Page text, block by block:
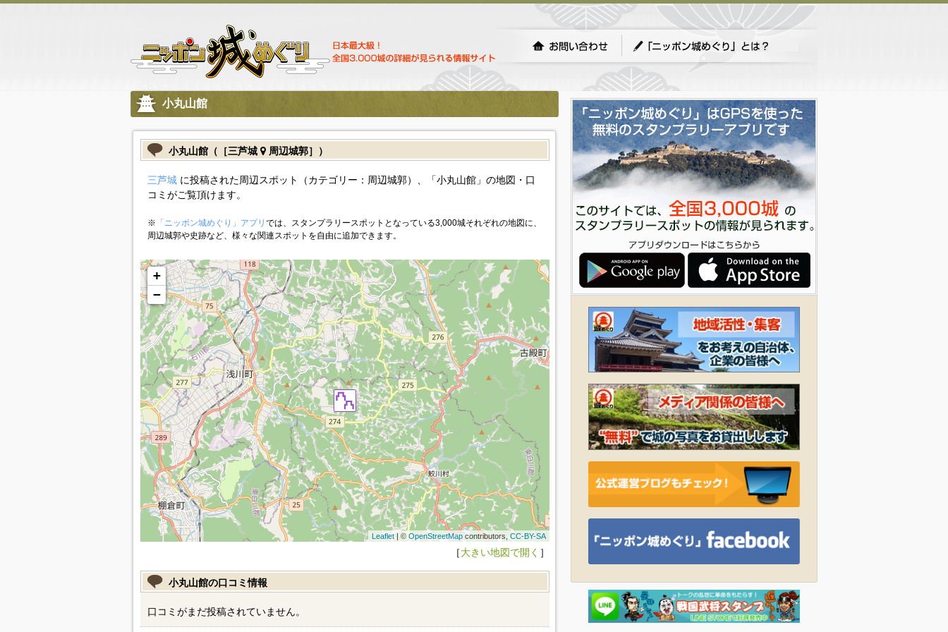
小丸山館
小丸山館（［三芦城 周辺城郭］）
三芦城に投稿された周辺スポット（カテゴリー：周辺城郭）、「小丸山館」の地図・口
コミがご覧頂けます。
※ 「ニッポン城めぐり」アプリ では、スタンプラリースポットとなっている3,000城それぞれの地図に、
周辺城郭や史跡など、様々な関連スポットを自由に追加できます。
+
−
Leaflet| ©OpenStreetMapcontributors, CC-BY-SA
［大きい地図で開く ］
小丸山館の口コミ情報
口コミがまだ投稿されていません。